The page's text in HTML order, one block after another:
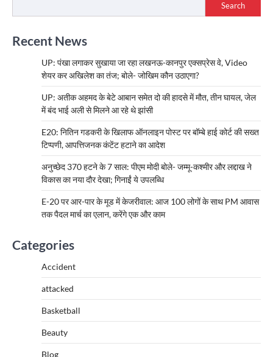
Search
Recent News
UP: पंखा लगाकर सुखाया जा रहा लखनऊ-कानपुर एक्सप्रेस वे, Video
शेयर कर अखिलेश का तंज; बोले- जोखिम कौन उठाएगा?
UP: अतीक अहमद के बेटे आबान समेत दो की हादसे में मौत, तीन घायल, जेल
में बंद भाई अली से मिलने आ रहे थे झांसी
E20: नितिन गडकरी के खिलाफ ऑनलाइन पोस्ट पर बॉम्बे हाई कोर्ट की सख्त
टिप्पणी, आपत्तिजनक कंटेंट हटाने का आदेश
अनुच्छेद 370 हटने के 7 साल: पीएम मोदी बोले- जम्मू-कश्मीर और लद्दाख ने
विकास का नया दौर देखा; गिनाईं ये उपलब्धि
E-20 पर आर-पार के मूड में केजरीवाल: आज 100 लोगों के साथ PM आवास
तक पैदल मार्च का एलान, करेंगे एक और काम
Categories
Accident
attacked
Basketball
Beauty
Blog